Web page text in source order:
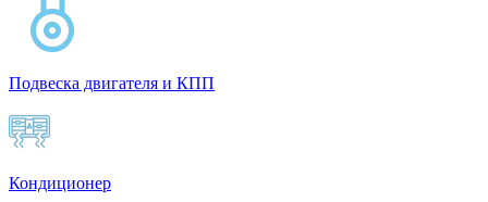
Подвеска двигателя и КПП
Кондиционер